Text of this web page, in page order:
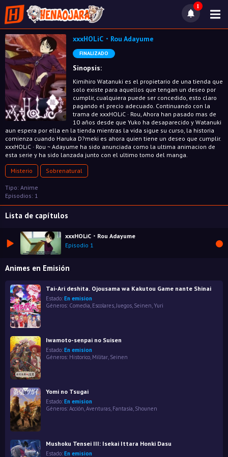
1
xxxHOLiC・Rou Adayume
FINALIZADO
Sinopsis:
Kimihiro Watanuki es el propietario de una tienda que
solo existe para aquellos que tengan un deseo por
cumplir, cualquiera puede ser concedido, esto claro
pagando el precio adecuado. Continuando con la
trama de xxxHOLiC · Rou, Ahora han pasado mas de
10 años desde que Yuko ha desaparecido y Watanuki
aun espera por ella en la tienda mientras la vida sigue su curso, la historia
comienza cuando Haruka D?meki es ahora quien tiene un deseo que cumplir.
xxxHOLiC · Rou ~ Adayume ha sido anunciada como la ultima animacion de
esta serie y ha sido lanzada junto con el ultimo tomo del manga.
Misterio Sobrenatural
Tipo: Anime
Episodios: 1
Lista de capítulos
xxxHOLiC・Rou Adayume
Episodio 1
Animes en Emisión
Tai-Ari deshita. Ojousama wa Kakutou Game nante Shinai
Estado: En emision
Géneros: Comedia Escolares Juegos Seinen Yuri
Iwamoto-senpai no Suisen
Estado: En emision
Géneros: Historico, Militar, Seinen
Yomi no Tsugai
Estado: En emision
Géneros: Acción,Aventuras, Fantasía, Shounen
Mushoku Tensei III: Isekai Ittara Honki Dasu
Estado: En emision